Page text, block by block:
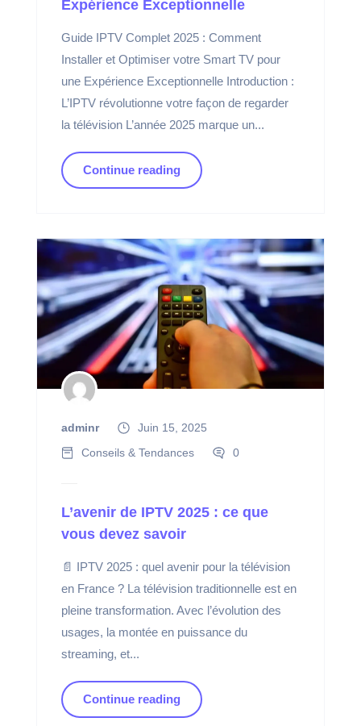
Expérience Exceptionnelle
Guide IPTV Complet 2025 : Comment
Installer et Optimiser votre Smart TV pour
une Expérience Exceptionnelle Introduction :
L’IPTV révolutionne votre façon de regarder
la télévision L’année 2025 marque un...
Continue reading
adminr
Juin 15, 2025
Conseils & Tendances
0
L’avenir de IPTV 2025 : ce que
vous devez savoir
📄 IPTV 2025 : quel avenir pour la télévision
en France ? La télévision traditionnelle est en
pleine transformation. Avec l’évolution des
usages, la montée en puissance du
streaming, et...
Continue reading